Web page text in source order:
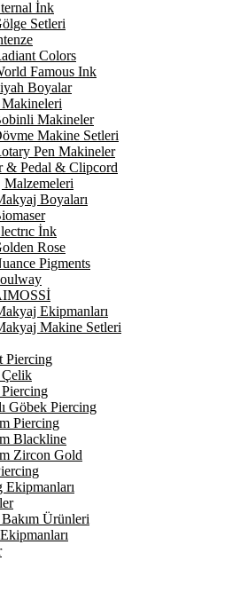
İnk
Setleri
Colors
Famous Ink
Boyalar
Makineler
Makine Setleri
Pen Makineler
& Pedal & Clipcord
Malzemeleri
Boyaları
İnk
Rose
Pigments
Ekipmanları
Makine Setleri
Piercing
Çelik
Göbek Piercing
Piercing
Blackline
Zircon Gold
Ekipmanları
Ürünleri